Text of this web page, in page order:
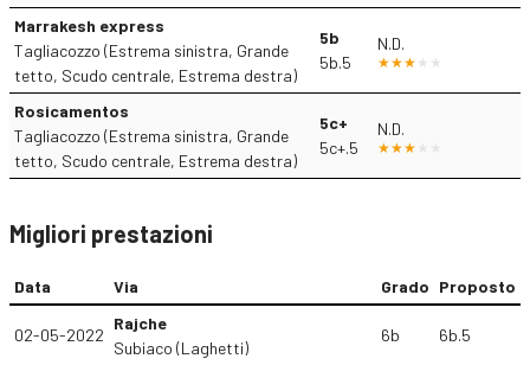
Marrakesh express
Tagliacozzo (Estrema sinistra, Grande
tetto, Scudo centrale, Estrema destra)
5b
5b.5
N.D.
Rosicamentos
Tagliacozzo (Estrema sinistra, Grande
tetto, Scudo centrale, Estrema destra)
5c+
5c+.5
N.D.
Migliori prestazioni
Data Via Grado Proposto
02-05-2022
Rajche
Subiaco (Laghetti)
6b 6b.5